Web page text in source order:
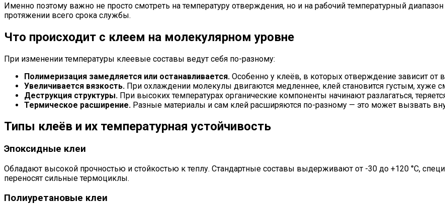
Именно поэтому важно не просто смотреть на температуру отверждения, но и на рабочий температурный
протяжении всего срока службы.
Что происходит с клеем на молекулярном уровне
При изменении температуры клеевые составы ведут себя по-разному:
Полимеризация замедляется или останавливается. Особенно у клеёв, в которых отверждение зависит от
Увеличивается вязкость. При охлаждении молекулы двигаются медленнее, клей становится густым, хуже
Деструкция структуры. При высоких температурах органические компоненты начинают разлагаться,
Термическое расширение. Разные материалы и сам клей расширяются по-разному — это может вызвать
Типы клеёв и их температурная устойчивость
Эпоксидные клеи
Обладают высокой прочностью и стойкостью к теплу. Стандартные составы выдерживают от -30 до +120 °C,
переносят сильные термоциклы.
Полиуретановые клеи